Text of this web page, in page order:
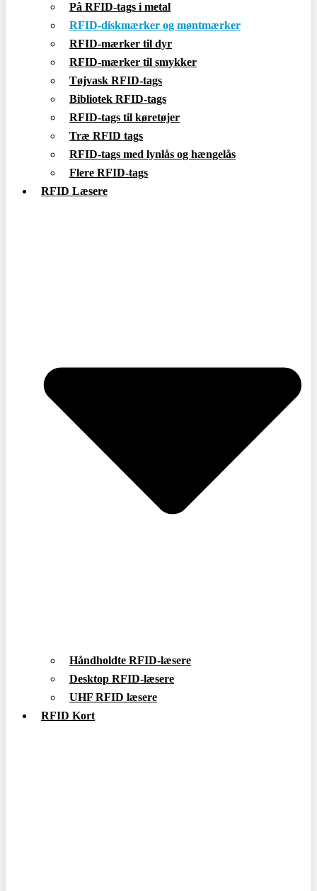
På RFID-tags i metal
RFID-diskmærker og møntmærker
RFID-mærker til dyr
RFID-mærker til smykker
Tøjvask RFID-tags
Bibliotek RFID-tags
RFID-tags til køretøjer
Træ RFID tags
RFID-tags med lynlås og hængelås
Flere RFID-tags
RFID Læsere
Håndholdte RFID-læsere
Desktop RFID-læsere
UHF RFID læsere
RFID Kort